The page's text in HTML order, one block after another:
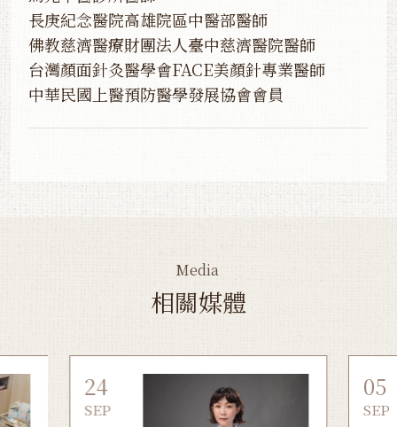
長庚紀念醫院高雄院區中醫部醫師
佛教慈濟醫療財團法人臺中慈濟醫院醫師
台灣顏面針灸醫學會FACE美顏針專業醫師
中華民國上醫預防醫學發展協會會員
相關媒體
Media
24
SEP
05
SEP